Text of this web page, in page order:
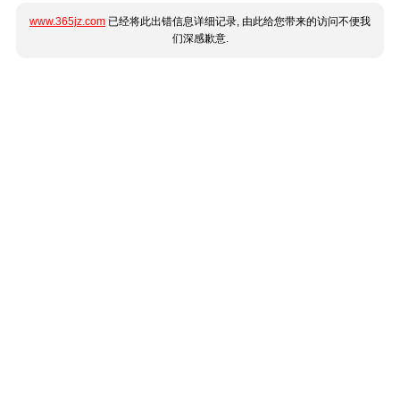
www.365jz.com 已经将此出错信息详细记录, 由此给您带来的访问不便我
们深感歉意.